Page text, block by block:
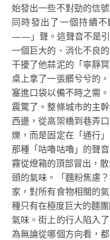
始發出一些不對勁的信
同時發出了一個持續
——」聲。這聲音不是引
一個巨大的、消化不良
干擾了他蒜泥的「寧靜
桌上拿了一張髒兮兮的
塞進口袋以備不時之需
震驚了。整條城市的主
西邊，從高架橋到巷弄
爍，而是固定在「通行
那種「咕嚕咕嚕」的聲
霧從燈箱的頂部冒出，
頭的氣味。「麵粉焦慮
家，對所有食物相關的
種只有在極度巨大的麵
氣味。街上的行人陷入
為無論從哪個方向看，